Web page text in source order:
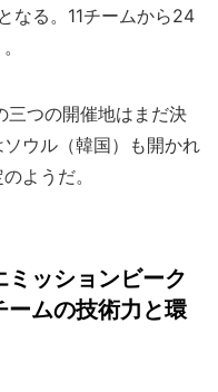
なる。11チームから24
つの開催地はまだ決
ウル（韓国）も開かれ
ようだ。
ッションビーク
ムの技術力と環